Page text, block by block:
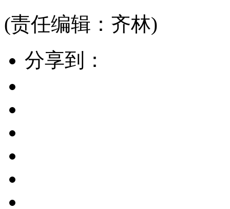
(责任编辑：齐林)
分享到：